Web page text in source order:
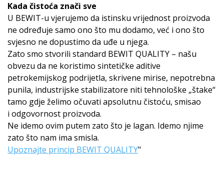
Kada čistoća znači sve
U BEWIT-u vjerujemo da istinsku vrijednost proizvoda
ne određuje samo ono što mu dodamo, već i ono što
svjesno ne dopustimo da uđe u njega.
Zato smo stvorili standard BEWIT QUALITY – našu
obvezu da ne koristimo sintetičke aditive
petrokemijskog podrijetla, skrivene mirise, nepotrebna
punila, industrijske stabilizatore niti tehnološke „štake“
tamo gdje želimo očuvati apsolutnu čistoću, smisao
i odgovornost proizvoda.
Ne idemo ovim putem zato što je lagan. Idemo njime
zato što nam ima smisla.
Upoznajte princip BEWIT QUALITY"